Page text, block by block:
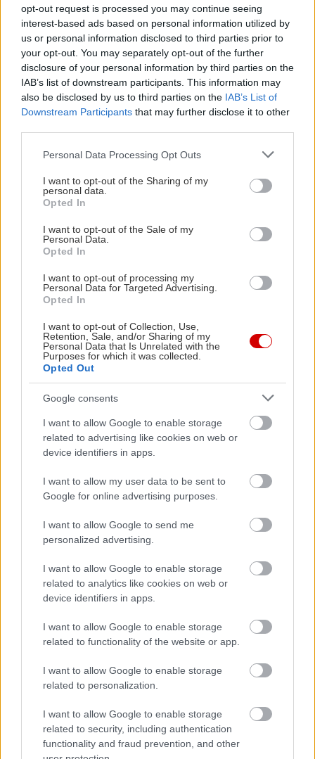
opt-out request is processed you may continue seeing
interest-based ads based on personal information utilized by
us or personal information disclosed to third parties prior to
your opt-out. You may separately opt-out of the further
disclosure of your personal information by third parties on the
IAB’s list of downstream participants. This information may
also be disclosed by us to third parties on the IAB’s List of
Downstream Participants that may further disclose it to other
Please note that this website/app uses one or more Google
not limited to your visit or usage behaviour. You may click to
grant or deny consent to Google and its third-party tags to
use your data for below specified purposes in below Google
consent section.
Personal Data Processing Opt Outs
I want to opt-out of the Sharing of my
personal data.
Opted In
I want to opt-out of the Sale of my
Personal Data.
Opted In
I want to opt-out of processing my
Personal Data for Targeted Advertising.
Opted In
I want to opt-out of Collection, Use,
Retention, Sale, and/or Sharing of my
Personal Data that Is Unrelated with the
Purposes for which it was collected.
Opted Out
Google consents
I want to allow Google to enable storage
related to advertising like cookies on web or
device identifiers in apps.
I want to allow my user data to be sent to
Google for online advertising purposes.
I want to allow Google to send me
personalized advertising.
I want to allow Google to enable storage
related to analytics like cookies on web or
device identifiers in apps.
I want to allow Google to enable storage
related to functionality of the website or app.
I want to allow Google to enable storage
related to personalization.
I want to allow Google to enable storage
related to security, including authentication
functionality and fraud prevention, and other
καταναλωτές περισσότερες επιλογές για να
καλύψουν τις ενεργειακές τους ανάγκες. Ήδη οι
καταναλωτές στο Ηνωμένο Βασίλειο, τη Γερμανία,
τη Νορβηγία και τη Γαλλία μπορούν να προ-
παραγγείλουν το xStorage Home.
Διαβάστε επίσης